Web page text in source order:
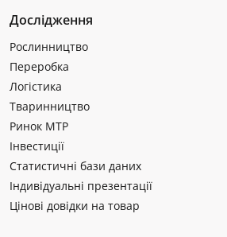
Дослідження
Рослинництво
Переробка
Логістика
Тваринництво
Ринок МТР
Інвестиції
Статистичні бази даних
Індивідуальні презентації
Цінові довідки на товар